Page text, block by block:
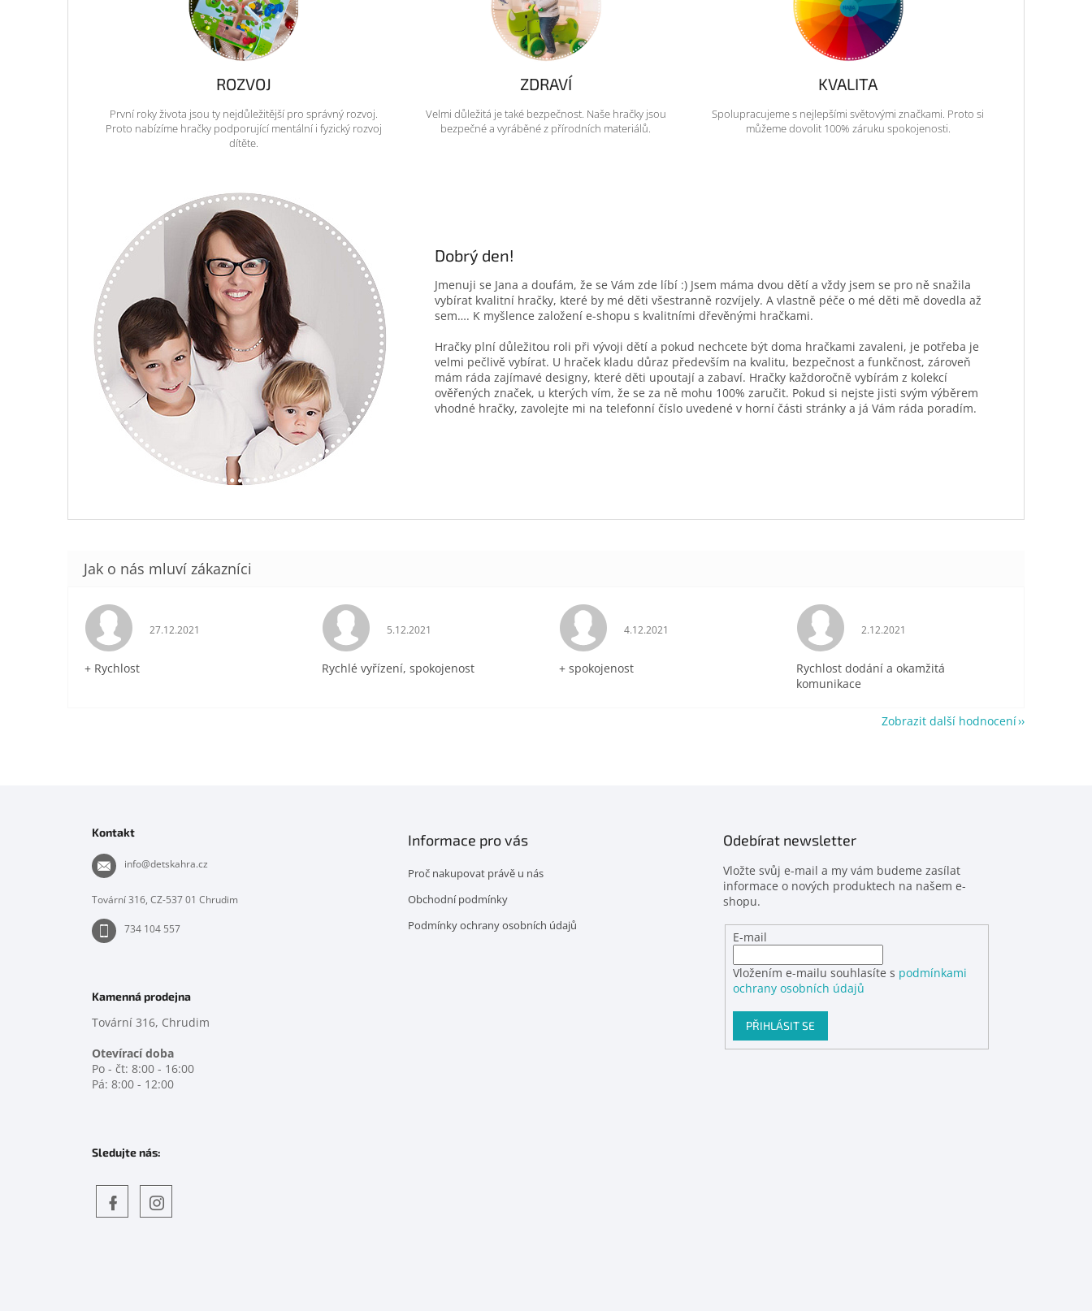
ROZVOJ
První roky života jsou ty nejdůležitější pro správný rozvoj.
Proto nabízíme hračky podporující mentální i fyzický rozvoj
dítěte.
ZDRAVÍ
Velmi důležitá je také bezpečnost. Naše hračky jsou
bezpečné a vyráběné z přírodních materiálů.
KVALITA
Spolupracujeme s nejlepšími světovými značkami. Proto si
můžeme dovolit 100% záruku spokojenosti.
Dobrý den!
Jmenuji se Jana a doufám, že se Vám zde líbí :) Jsem máma dvou dětí a vždy jsem se pro ně snažila
vybírat kvalitní hračky, které by mé děti všestranně rozvíjely. A vlastně péče o mé děti mě dovedla až
sem…. K myšlence založení e-shopu s kvalitními dřevěnými hračkami.
Hračky plní důležitou roli při vývoji dětí a pokud nechcete být doma hračkami zavaleni, je potřeba je
velmi pečlivě vybírat. U hraček kladu důraz především na kvalitu, bezpečnost a funkčnost, zároveň
mám ráda zajímavé designy, které děti upoutají a zabaví. Hračky každoročně vybírám z kolekcí
ověřených značek, u kterých vím, že se za ně mohu 100% zaručit. Pokud si nejste jisti svým výběrem
vhodné hračky, zavolejte mi na telefonní číslo uvedené v horní části stránky a já Vám ráda poradím.
Hodnocení obchodu je 5 z 5 hvězdiček.
27.12.2021
+ Rychlost
Hodnocení obchodu je 5 z 5 hvězdiček.
5.12.2021
Rychlé vyřízení, spokojenost
Hodnocení obchodu je 5 z 5 hvězdiček.
4.12.2021
+ spokojenost
Hodnocení obchodu je 5 z 5 hvězdiček.
2.12.2021
Rychlost dodání a okamžitá
komunikace
Zobrazit další hodnocení
Kontakt
info@detskahra.cz
Tovární 316, CZ-537 01 Chrudim
734 104 557
Kamenná prodejna
Tovární 316, Chrudim
Otevírací doba
Po - čt: 8:00 - 16:00
Pá: 8:00 - 12:00
Sledujte nás:
Informace pro vás
Proč nakupovat právě u nás
Obchodní podmínky
Podmínky ochrany osobních údajů
Odebírat newsletter
Vložte svůj e-mail a my vám budeme zasílat
informace o nových produktech na našem e-
shopu.
E-mail
Vložením e-mailu souhlasíte s podmínkami
ochrany osobních údajů
PŘIHLÁSIT SE